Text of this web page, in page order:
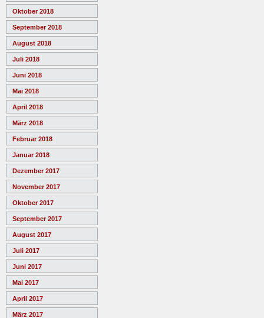
Oktober 2018
September 2018
August 2018
Juli 2018
Juni 2018
Mai 2018
April 2018
März 2018
Februar 2018
Januar 2018
Dezember 2017
November 2017
Oktober 2017
September 2017
August 2017
Juli 2017
Juni 2017
Mai 2017
April 2017
März 2017